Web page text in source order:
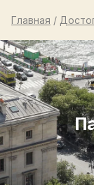
Главная /